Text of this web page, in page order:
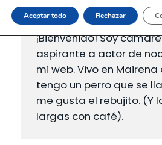
¡Bienvenido! Soy
aspirante a actor de
mi web. Vivo en Mairena
tengo un perro que se
me gusta el rebujito. (Y
largas con café).
Aceptar todo Rechazar